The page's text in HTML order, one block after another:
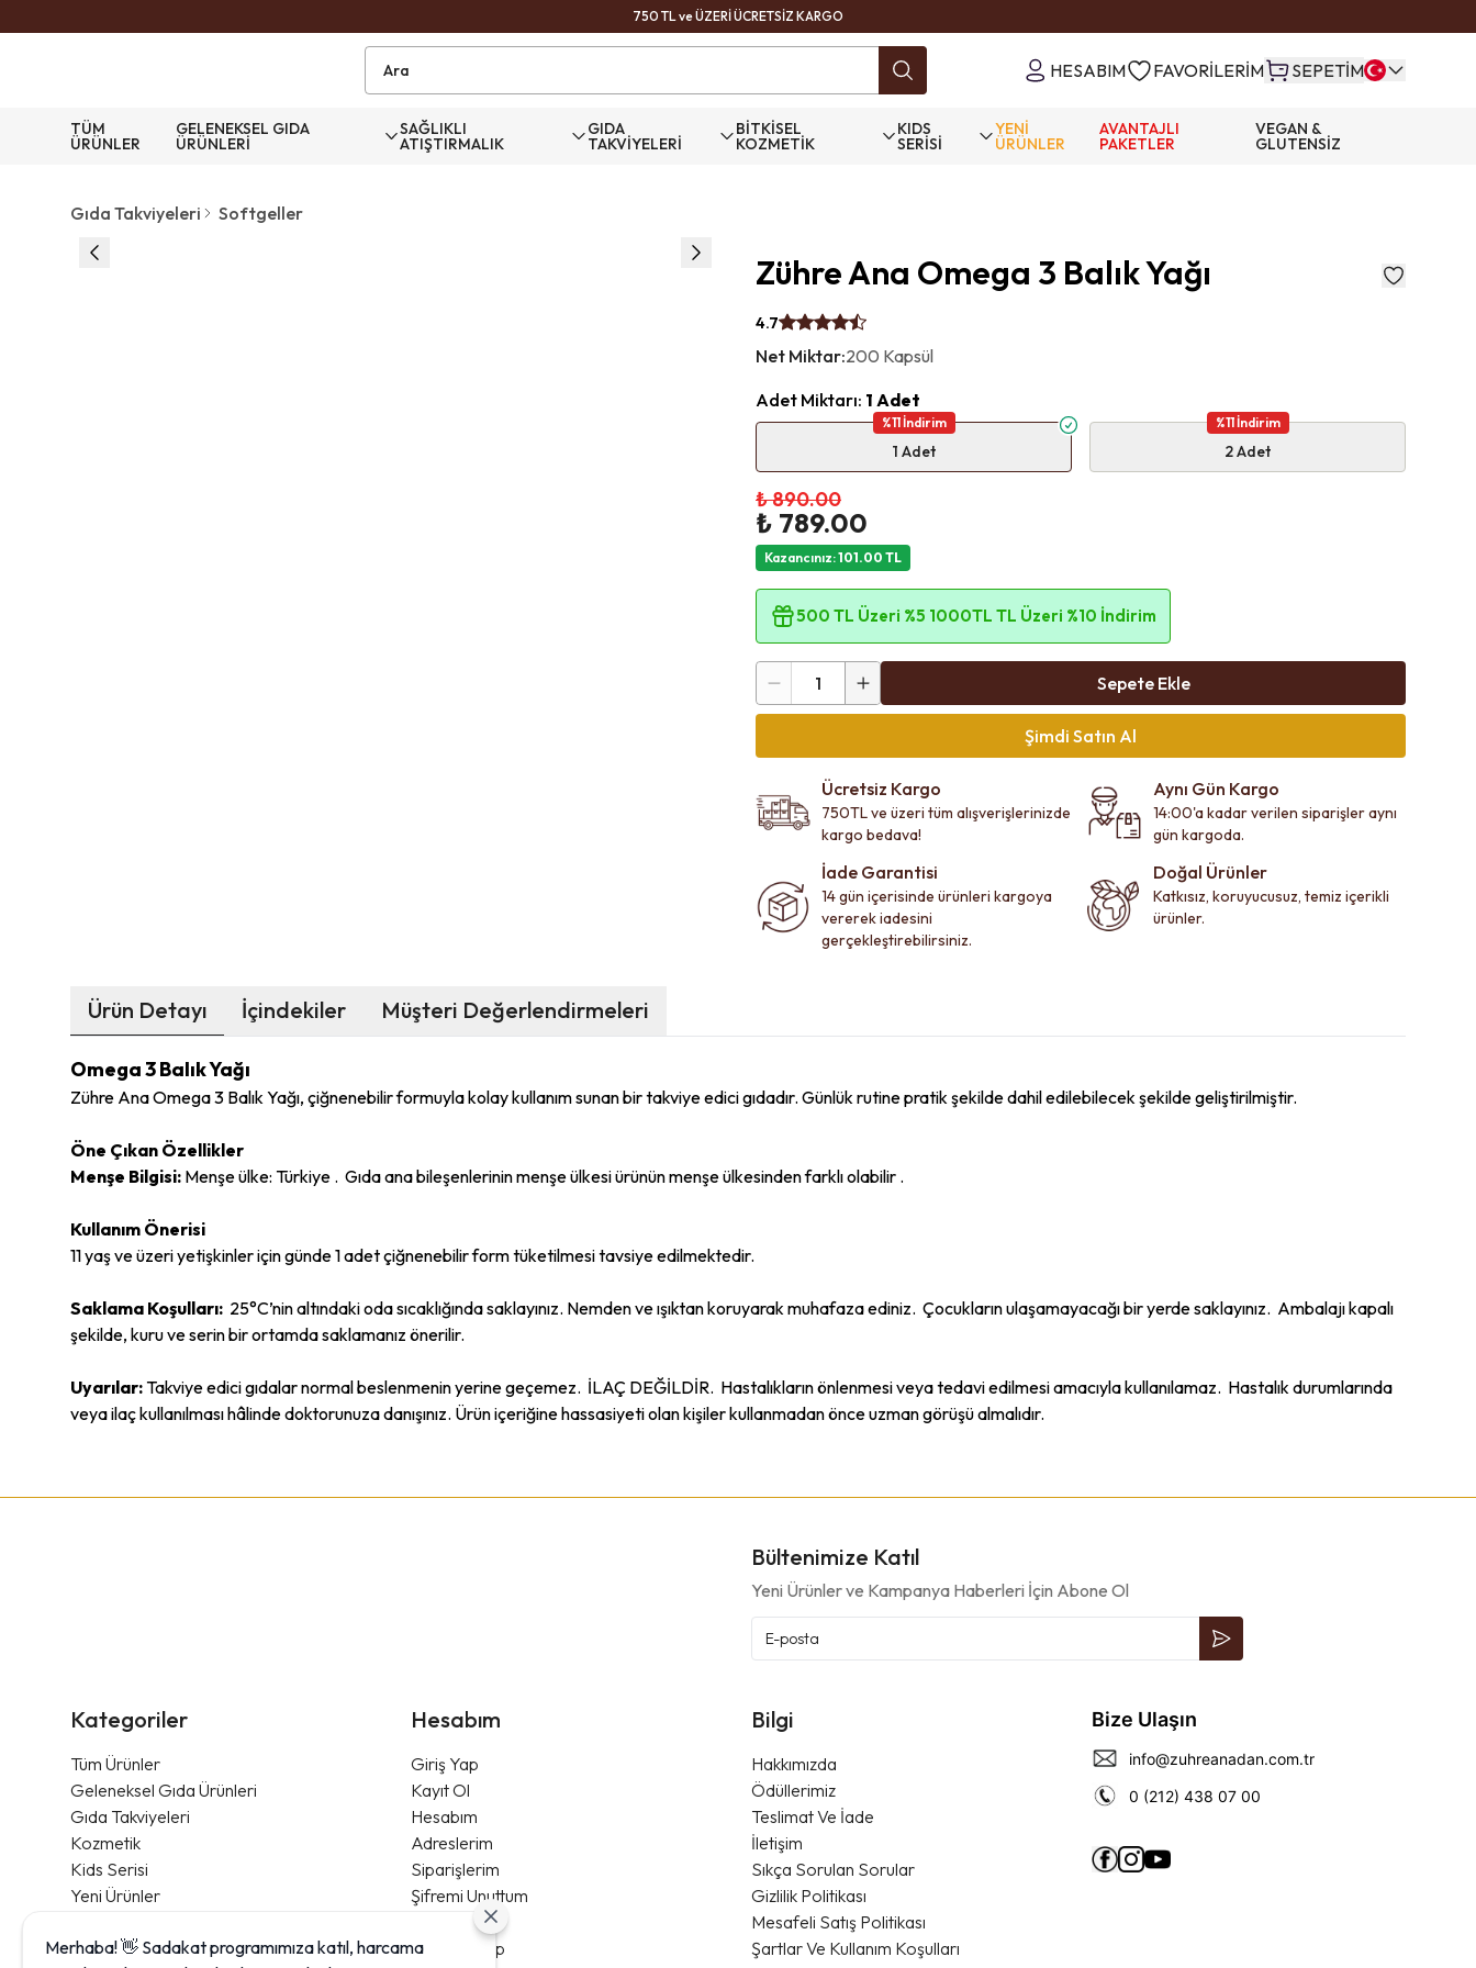
750 TL ve ÜZERİ ÜCRETSİZ KARGO
HESABIM FAVORİLERİM SEPETİM
TÜM
ÜRÜNLER
GELENEKSEL GIDA
ÜRÜNLERİ
SAĞLIKLI
ATIŞTIRMALIK
GIDA
TAKVİYELERİ
BİTKİSEL
KOZMETİK
KIDS
SERİSİ
YENİ
ÜRÜNLER
AVANTAJLI
PAKETLER
VEGAN &
GLUTENSİZ
Gıda Takviyeleri Softgeller
Zühre Ana Omega 3 Balık Yağı
4.7
Net Miktar:200 Kapsül
Adet Miktarı: 1 Adet
1 Adet
%11İndirim
2 Adet
%11İndirim
₺ 890.00
₺ 789.00
Kazancınız:101.00 TL
500 TL Üzeri %5 1000TL TL Üzeri %10 İndirim
1 Sepete Ekle
Şimdi Satın Al
Ücretsiz Kargo
750TL ve üzeri tüm alışverişlerinizde
kargo bedava!
Aynı Gün Kargo
14:00'a kadar verilen siparişler aynı
gün kargoda.
İade Garantisi
14 gün içerisinde ürünleri kargoya
vererek iadesini
gerçekleştirebilirsiniz.
Doğal Ürünler
Katkısız, koruyucusuz, temiz içerikli
ürünler.
Ürün Detayı İçindekiler Müşteri Değerlendirmeleri
Omega 3 Balık Yağı
Zühre Ana Omega 3 Balık Yağı, çiğnenebilir formuyla kolay kullanım sunan bir takviye edici gıdadır. Günlük rutine pratik şekilde dahil edilebilecek şekilde geliştirilmiştir.
Öne Çıkan Özellikler
Menşe Bilgisi: Menşe ülke: Türkiye . Gıda ana bileşenlerinin menşe ülkesi ürünün menşe ülkesinden farklı olabilir .
Kullanım Önerisi
11 yaş ve üzeri yetişkinler için günde 1 adet çiğnenebilir form tüketilmesi tavsiye edilmektedir.
Saklama Koşulları: 25°C’nin altındaki oda sıcaklığında saklayınız. Nemden ve ışıktan koruyarak muhafaza ediniz. Çocukların ulaşamayacağı bir yerde saklayınız. Ambalajı kapalı
şekilde, kuru ve serin bir ortamda saklamanız önerilir.
Uyarılar:Takviye edici gıdalar normal beslenmenin yerine geçemez. İLAÇ DEĞİLDİR. Hastalıkların önlenmesi veya tedavi edilmesi amacıyla kullanılamaz. Hastalık durumlarında
veya ilaç kullanılması hâlinde doktorunuza danışınız. Ürün içeriğine hassasiyeti olan kişiler kullanmadan önce uzman görüşü almalıdır.
Bültenimize Katıl
Yeni Ürünler ve Kampanya Haberleri İçin Abone Ol
Kategoriler
Tüm Ürünler
Geleneksel Gıda Ürünleri
Gıda Takviyeleri
Kozmetik
Kids Serisi
Yeni Ürünler
Hesabım
Giriş Yap
Kayıt Ol
Hesabım
Adreslerim
Siparişlerim
Şifremi Unuttum
Sipariş Takip
Bilgi
Hakkımızda
Ödüllerimiz
Teslimat Ve İade
İletişim
Sıkça Sorulan Sorular
Gizlilik Politikası
Mesafeli Satış Politikası
Şartlar Ve Kullanım Koşulları
Bize Ulaşın
info@zuhreanadan.com.tr
0 (212) 438 07 00
Merhaba! 👋 Sadakat programımıza katıl, harcama